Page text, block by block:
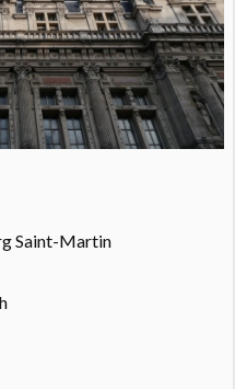
Saint-Martin